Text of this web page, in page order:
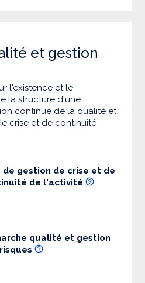
et gestion
l'existence et le
la structure d'une
continue de la qualité et
crise et de continuité
de gestion de crise et de
de l'activité
qualité et gestion